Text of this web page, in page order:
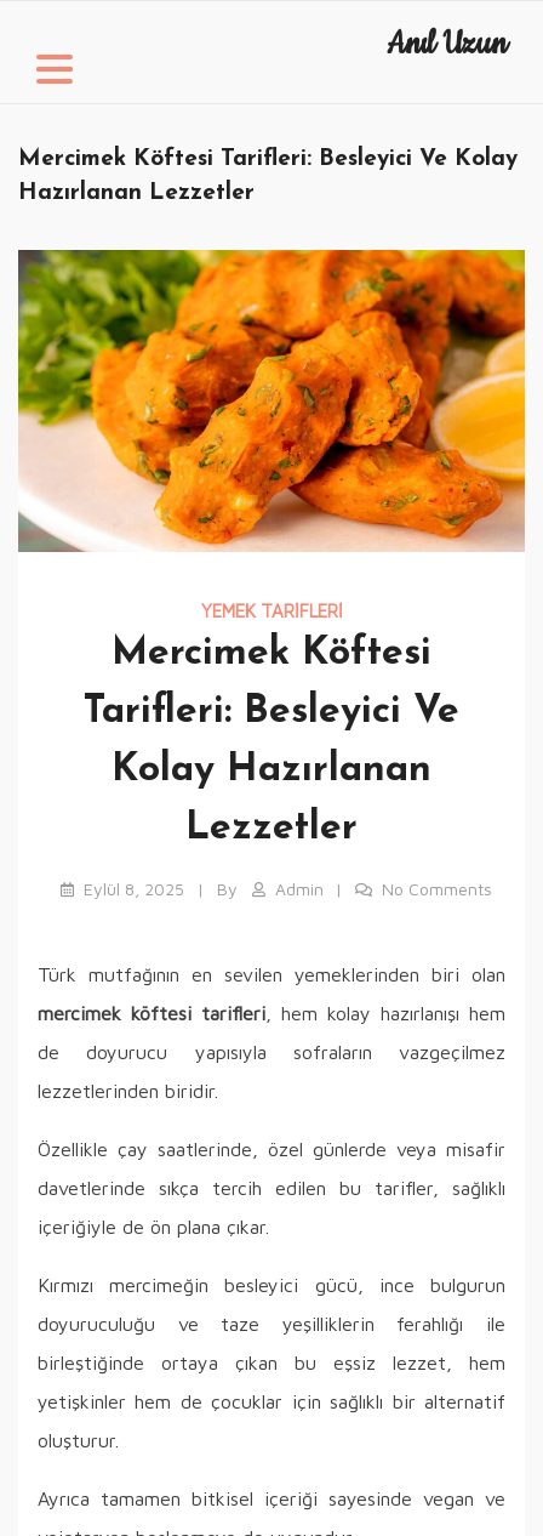
content
Anıl Uzun
Mercimek Köftesi Tarifleri: Besleyici Ve Kolay
Hazırlanan Lezzetler
YEMEK TARIFLERI
Mercimek Köftesi
Tarifleri: Besleyici Ve
Kolay Hazırlanan
Lezzetler
Eylül 8, 2025 By Admin No Comments
Türk mutfağının en sevilen yemeklerinden biri olan
mercimek köftesi tarifleri , hem kolay hazırlanışı hem
de doyurucu yapısıyla sofraların vazgeçilmez
lezzetlerinden biridir.
Özellikle çay saatlerinde, özel günlerde veya misafir
davetlerinde sıkça tercih edilen bu tarifler, sağlıklı
içeriğiyle de ön plana çıkar.
Kırmızı mercimeğin besleyici gücü, ince bulgurun
doyuruculuğu ve taze yeşilliklerin ferahlığı ile
birleştiğinde ortaya çıkan bu eşsiz lezzet, hem
yetişkinler hem de çocuklar için sağlıklı bir alternatif
oluşturur.
Ayrıca tamamen bitkisel içeriği sayesinde vegan ve